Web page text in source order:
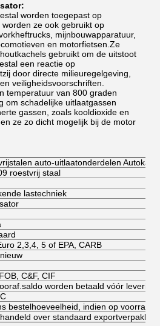
worden toegepast op
ze ook gebruikt op
mijnbouwapparatuur,
en motorfietsen.Ze
gebruikt om de uitstoot
een reactie op
door directe milieuregelgeving,
veiligheidsvoorschriften.
temperatuur van 800 graden
om schadelijke uitlaatgassen
gassen, zoals kooldioxide en
ze zo dicht mogelijk bij de motor
auto-uitlaatonderdelen
roestvrij staal
lastechniek
2,3,4, 5 of EPA, CARB
C&F, CIF
worden betaald vóór levering
bestelhoeveelheid, indien op
over standaard